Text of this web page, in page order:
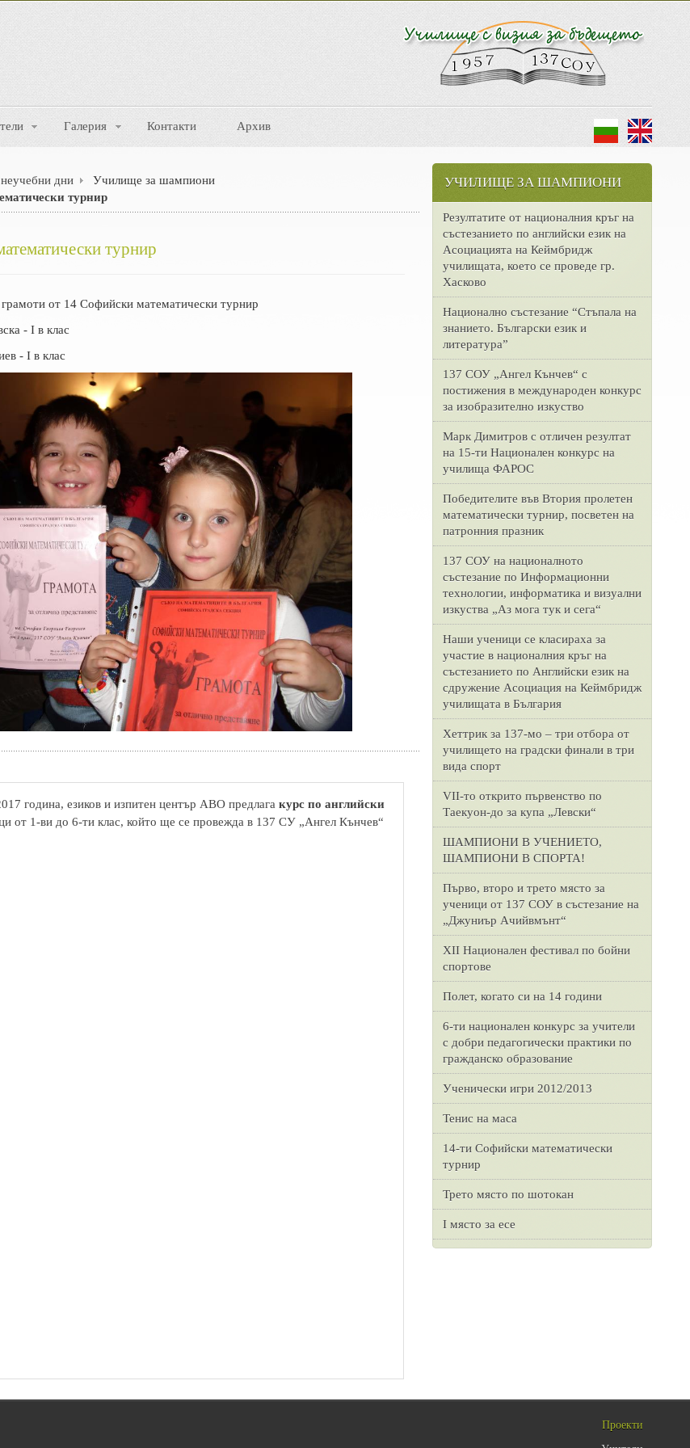
Галерия Контакти Архив
дни
Училище за шампиони
турнир
турнир
грамоти от 14 Софийски математически турнир
- I в клас
- I в клас
година, езиков и изпитен център АВО предлага курс по английски
от 1-ви до 6-ти клас, който ще се провежда в 137 СУ „Ангел Кънчев“
УЧИЛИЩЕ ЗА ШАМПИОНИ
Резултатите от националния кръг на
състезанието по английски език на
Асоциацията на Кеймбридж
училищата, което се проведе гр.
Хасково
Национално състезание “Стъпала на
знанието. Български език и
литература”
137 СОУ „Ангел Кънчев“ с
постижения в международен конкурс
за изобразително изкуство
Марк Димитров с отличен резултат
на 15-ти Национален конкурс на
училища ФАРОС
Победителите във Втория пролетен
математически турнир, посветен на
патронния празник
137 СОУ на националното
състезание по Информационни
технологии, информатика и визуални
изкуства „Аз мога тук и сега“
Наши ученици се класираха за
участие в националния кръг на
състезанието по Английски език на
сдружение Асоциация на Кеймбридж
училищата в България
Хеттрик за 137-мо – три отбора от
училището на градски финали в три
вида спорт
VII-то открито първенство по
Таекуон-до за купа „Левски“
ШАМПИОНИ В УЧЕНИЕТО,
ШАМПИОНИ В СПОРТА!
Първо, второ и трето място за
ученици от 137 СОУ в състезание на
„Джуниър Ачийвмънт“
XII Национален фестивал по бойни
спортове
Полет, когато си на 14 години
6-ти национален конкурс за учители
с добри педагогически практики по
гражданско образование
Ученически игри 2012/2013
Тенис на маса
14-ти Софийски математически
турнир
Трето място по шотокан
I място за есе
Проекти